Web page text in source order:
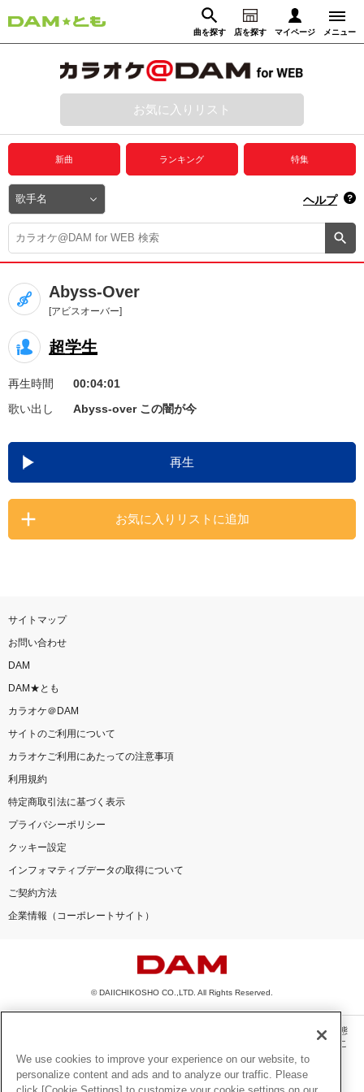
曲を探す 店を探す マイページ メニュー
動画からさがす 録音からさがす
ログイン
プレミアムサービス
DAM★とも動画
DAM★とも録音
カラオケ＠DAM
ユーザー検索
キャンペーン
お知らせ よくあるご質問
DAMの新曲・ランキングなど
カラオケ最新情報をチェック！
お気に入りリスト
新曲 ランキング 特集
ヘルプ
Abyss-Over
[アビスオーバー]
超学生
再生時間
00:04:01
歌い出し
Abyss-over この闇が今
再生
お気に入りリストに追加
サイトマップ
お問い合わせ
DAM
DAM★とも
カラオケ＠DAM
サイトのご利用について
カラオケご利用にあたっての注意事項
利用規約
特定商取引法に基づく表示
プライバシーポリシー
クッキー設定
インフォマティブデータの取得について
ご契約方法
企業情報（コーポレートサイト）
© DAIICHIKOSHO CO.,LTD. All Rights Reserved.
このサイトに掲載されている一切の文章・画像・写真・動画・音声等を、手段や形態
を問わず、著作権法の定める範囲を超えて無断で複製、転載、ファイル化などするこ
とを禁じます。
楽曲及びコンテンツは、機種によりご利用いただけない場合があります。
We use cookies to improve your experience on our website, to
personalize content and ads and to analyze our traffic. Please